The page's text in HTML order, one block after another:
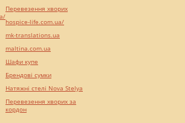
Перевезення хворих
hospice-life.com.ua/
mk-translations.ua
maltina.com.ua
Шафи купе
Брендові сумки
Натяжні стелі Nova Stelya
Перевезення хворих за
кордон